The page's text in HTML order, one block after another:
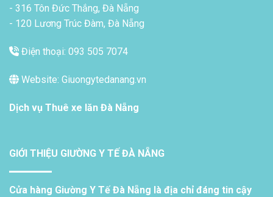
- 316 Tôn Đức Thắng, Đà Nẵng
- 120 Lương Trúc Đàm, Đà Nẵng
Điện thoại: 093 505 7074
Website: Giuongytedanang.vn
Dịch vụ Thuê xe lăn Đà Nẵng
GIỚI THIỆU GIƯỜNG Y TẾ ĐÀ NẴNG
Cửa hàng Giường Y Tế Đà Nẵng là địa chỉ đáng tin cậy